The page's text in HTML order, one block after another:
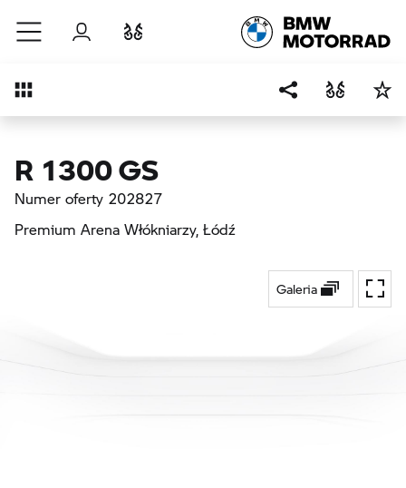
Przejdź do głównej treści
Zaloguj się
Przegląd
R 1300 GS
Numer oferty 202827
Premium Arena Włókniarzy, Łódź
Galeria